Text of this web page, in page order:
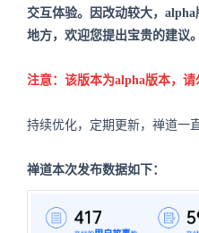
交互体验。因改动较大，
地方，欢迎您提出宝贵的建议。
注意：该版本为alpha版本，请
持续优化，定期更新，禅道一
禅道本次发布数据如下：